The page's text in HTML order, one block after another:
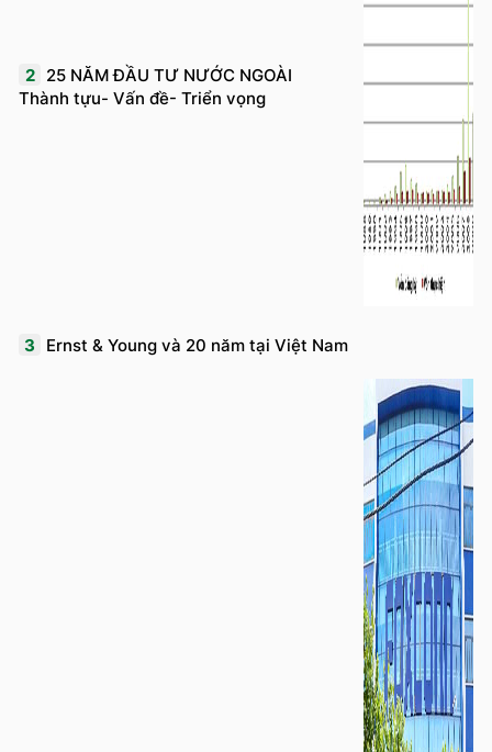
2
25 NĂM ĐẦU TƯ NƯỚC NGOÀI
Thành tựu- Vấn đề- Triển vọng
3 Ernst & Young và 20 năm tại Việt Nam